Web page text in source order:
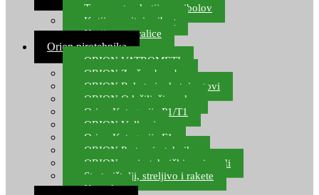
Transportne kutije za ribolov
Kutije za sitni pribor
Kutije za varalice
Orion pirotehnika
ORION VATROMETI
ORION Zračne bombe
ORION Rakete i raketni setovi
ORION Odašiljači zvuka
Orion Kategorija P1/T1
ORION Vulkani
Orion Kategorija F1
ORION Party pirotehnika
ORION nepirotehnički proizvodi
Start pištolji, streljivo i rakete
Kontakt